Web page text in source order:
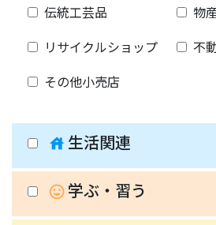
伝統工芸品
物
リサイクルショップ
不
その他小売店
house 生活関連
insert_emoticon 学ぶ・習う